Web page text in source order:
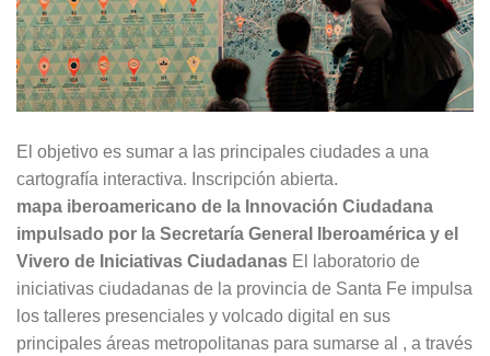
El objetivo es sumar a las principales ciudades a una
cartografía interactiva. Inscripción abierta.
mapa iberoamericano de la Innovación Ciudadana
impulsado por la Secretaría General Iberoamérica y el
Vivero de Iniciativas Ciudadanas El laboratorio de
iniciativas ciudadanas de la provincia de Santa Fe impulsa
los talleres presenciales y volcado digital en sus
principales áreas metropolitanas para sumarse al , a través